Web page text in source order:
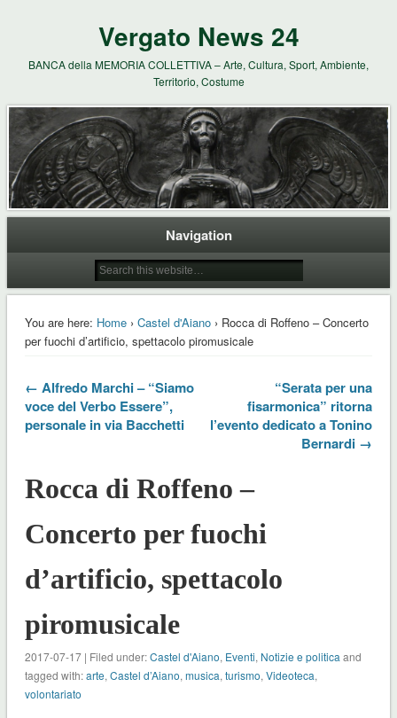
Vergato News 24
BANCA della MEMORIA COLLETTIVA – Arte, Cultura, Sport, Ambiente,
Territorio, Costume
Navigation
You are here: Home› Castel d'Aiano› Rocca di Roffeno – Concerto
per fuochi d’artificio, spettacolo piromusicale
← Alfredo Marchi – “Siamo
voce del Verbo Essere”,
personale in via Bacchetti
“Serata per una
fisarmonica” ritorna
l’evento dedicato a Tonino
Bernardi →
Rocca di Roffeno –
Concerto per fuochi
d’artificio, spettacolo
piromusicale
2017-07-17 | Filed under:Castel d'Aiano, Eventi, Notizie e politica and
tagged with:arte, Castel d’Aiano, musica, turismo, Videoteca,
volontariato